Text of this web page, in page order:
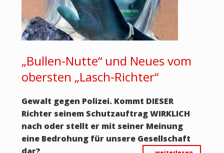
„Bullen-Nutte“ und Neues vom
obersten „Lasch-Richter“
Gewalt gegen Polizei. Kommt DIESER
Richter seinem Schutzauftrag WIRKLICH
nach oder stellt er mit seiner Meinung
eine Bedrohung für unsere Gesellschaft